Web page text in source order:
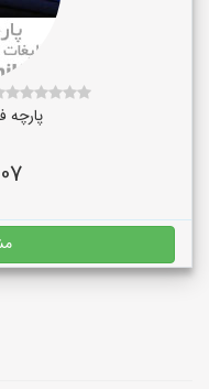
پارچه